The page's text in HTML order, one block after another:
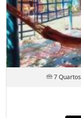
7 Quartos